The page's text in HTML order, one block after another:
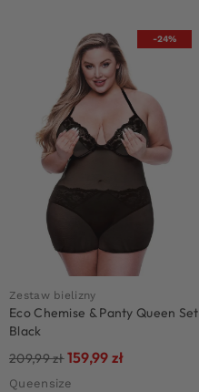
-24%
Zestaw bielizny
Eco Chemise & Panty Queen Set
Black
209,99zł159,99 zł
Queensize